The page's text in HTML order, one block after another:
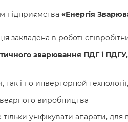
підприємства «Енергія
закладена в роботі
зварювання ПДГ і
і по инверторной
виробництва
уніфікувати апарати,